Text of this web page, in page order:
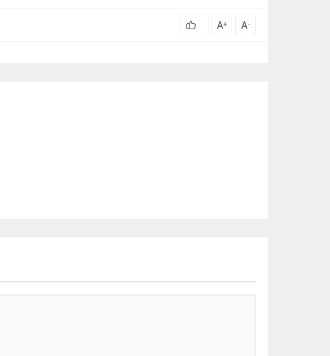
A+ A-